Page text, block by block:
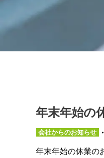
年末年始の
会社からのお知らせ
年末年始の休業の